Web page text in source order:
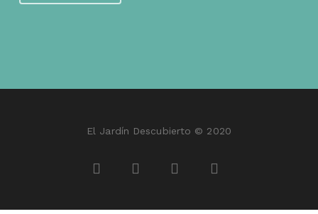
El Jardín Descubierto © 2020